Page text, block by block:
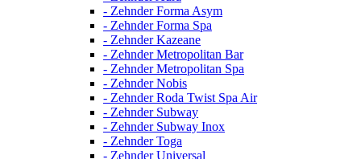
- Zehnder Forma Asym
- Zehnder Forma Spa
- Zehnder Kazeane
- Zehnder Metropolitan Bar
- Zehnder Metropolitan Spa
- Zehnder Nobis
- Zehnder Roda Twist Spa Air
- Zehnder Subway
- Zehnder Subway Inox
- Zehnder Toga
- Zehnder Universal